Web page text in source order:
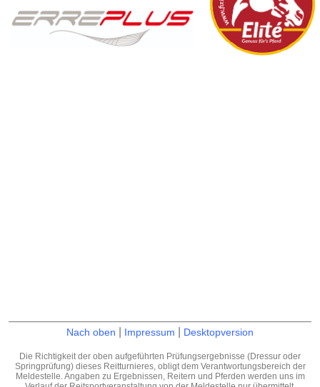
Nach oben Impressum Desktopversion
Die Richtigkeit der oben aufgeführten Prüfungsergebnisse (Dressur oder
Springprüfung) dieses Reitturnieres, obligt dem Verantwortungsbereich der
Meldestelle. Angaben zu Ergebnissen, Reitern und Pferden werden uns im